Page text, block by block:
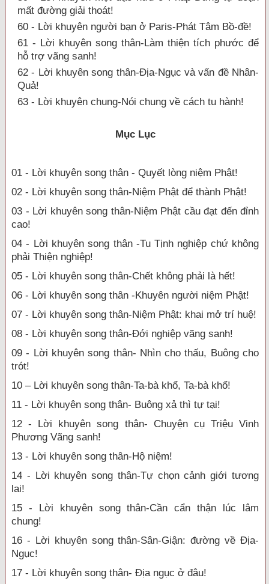
mất đường giải thoát!
60 - Lời khuyên người bạn ở Paris-Phát Tâm Bồ-đề!
61 - Lời khuyên song thân-Làm thiện tích phước để
hỗ trợ vãng sanh!
62 - Lời khuyên song thân-Địa-Ngục và vấn đề Nhân-
Quả!
63 - Lời khuyên chung-Nói chung về cách tu hành!
Mục Lục
01 - Lời khuyên song thân - Quyết lòng niệm Phật!
02 - Lời khuyên song thân-Niệm Phật để thành Phật!
03 - Lời khuyên song thân-Niệm Phật cầu đạt đến đỉnh
cao!
04 - Lời khuyên song thân -Tu Tịnh nghiệp chứ không
phải Thiện nghiệp!
05 - Lời khuyên song thân-Chết không phải là hết!
06 - Lời khuyên song thân -Khuyên người niệm Phật!
07 - Lời khuyên song thân-Niệm Phật: khai mở trí huệ!
08 - Lời khuyên song thân-Đới nghiệp vãng sanh!
09 - Lời khuyên song thân- Nhìn cho thấu, Buông cho
trót!
10 – Lời khuyên song thân-Ta-bà khổ, Ta-bà khổ!
11 - Lời khuyên song thân- Buông xả thì tự tại!
12 - Lời khuyên song thân- Chuyện cụ Triệu Vinh
Phương Vãng sanh!
13 - Lời khuyên song thân-Hộ niệm!
14 - Lời khuyên song thân-Tự chọn cảnh giới tương
lai!
15 - Lời khuyên song thân-Cần cẩn thận lúc lâm
chung!
16 - Lời khuyên song thân-Sân-Giận: đường về Địa-
Ngục!
17 - Lời khuyên song thân- Địa ngục ở đâu!